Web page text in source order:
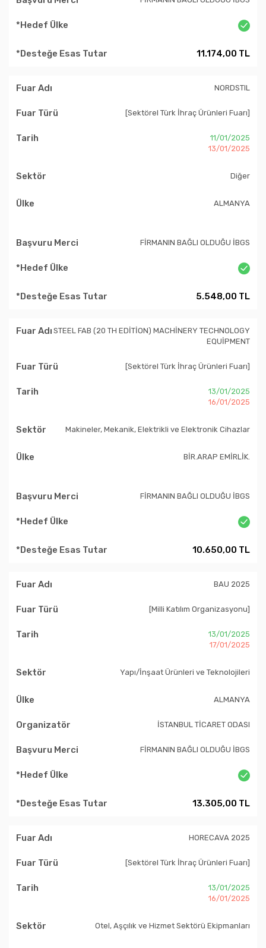
11.174,00 TL
NORDSTIL
[Sektörel Türk İhraç Ürünleri Fuarı]
11/01/2025
13/01/2025
Diğer
ALMANYA
FİRMANIN BAĞLI OLDUĞU İBGS
5.548,00 TL
STEEL FAB (20 TH EDİTİON) MACHİNERY TECHNOLOGY
EQUİPMENT
[Sektörel Türk İhraç Ürünleri Fuarı]
13/01/2025
16/01/2025
Makineler, Mekanik, Elektrikli ve Elektronik Cihazlar
BİR.ARAP EMİRLİK.
FİRMANIN BAĞLI OLDUĞU İBGS
10.650,00 TL
BAU 2025
[Milli Katılım Organizasyonu]
13/01/2025
17/01/2025
Yapı/İnşaat Ürünleri ve Teknolojileri
ALMANYA
İSTANBUL TİCARET ODASI
FİRMANIN BAĞLI OLDUĞU İBGS
13.305,00 TL
HORECAVA 2025
[Sektörel Türk İhraç Ürünleri Fuarı]
13/01/2025
16/01/2025
Otel, Aşçılık ve Hizmet Sektörü Ekipmanları